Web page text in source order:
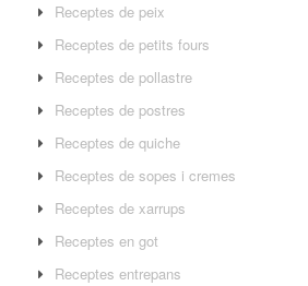
Receptes de peix
Receptes de petits fours
Receptes de pollastre
Receptes de postres
Receptes de quiche
Receptes de sopes i cremes
Receptes de xarrups
Receptes en got
Receptes entrepans